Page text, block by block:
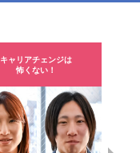
キャリアチェンジは
怖くない！